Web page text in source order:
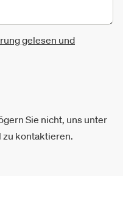
gelesen und
Sie nicht, uns unter
zu kontaktieren.